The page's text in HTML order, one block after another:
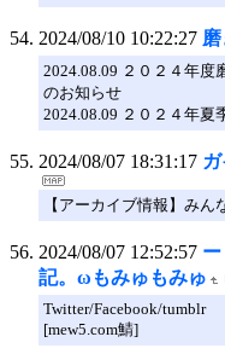
2024/08/10 10:22:27
2024.08.09 ２０２４年
のお知らせ
2024.08.09 ２０２４年夏
2024/08/07 18:31:17
【アーカイブ情報】み
2024/08/07 12:52:57
記。ωもみゅもみゅ
Twitter/Facebook/tumblr
[mew5.com鯖]